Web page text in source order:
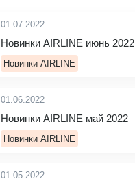
01.07.2022
Новинки AIRLINE июнь 2022
Новинки AIRLINE
01.06.2022
Новинки AIRLINE май 2022
Новинки AIRLINE
01.05.2022